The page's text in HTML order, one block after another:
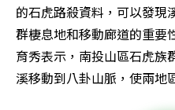
的石虎路殺資料，可以發現
群棲息地和移動廊道的重要
育秀表示，南投山區石虎族
溪移動到八卦山脈，使兩地